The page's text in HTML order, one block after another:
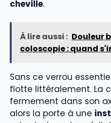
cheville.
À lire aussi : Douleur
coloscopie : quand
Sans ce verrou
flotte littéralement. La
fermement dans son
alors la porte à une